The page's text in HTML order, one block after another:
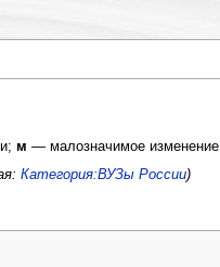
м — малозначимое изменение
Категория:ВУЗы России)